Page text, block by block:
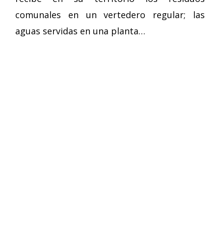
comunales en un vertedero regular; las
aguas servidas en una planta…